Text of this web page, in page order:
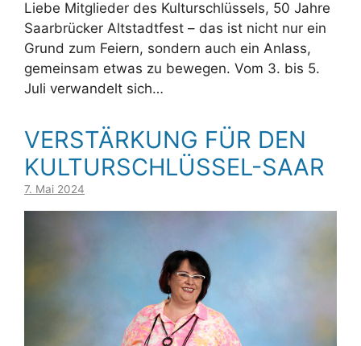
Liebe Mitglieder des Kulturschlüssels, 50 Jahre
Saarbrücker Altstadtfest – das ist nicht nur ein
Grund zum Feiern, sondern auch ein Anlass,
gemeinsam etwas zu bewegen. Vom 3. bis 5.
Juli verwandelt sich…
VERSTÄRKUNG FÜR DEN
KULTURSCHLÜSSEL-SAAR
7. Mai 2024